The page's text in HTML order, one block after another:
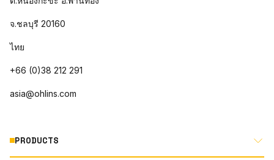
จ.ชลบุรี 20160
ไทย
+66 (0)38 212 291
asia@ohlins.com
PRODUCTS